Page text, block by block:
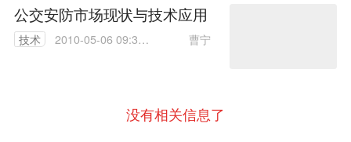
公交安防市场现状与技术应用
技术
2010-05-06 09:30:
曹宁
没有相关信息了